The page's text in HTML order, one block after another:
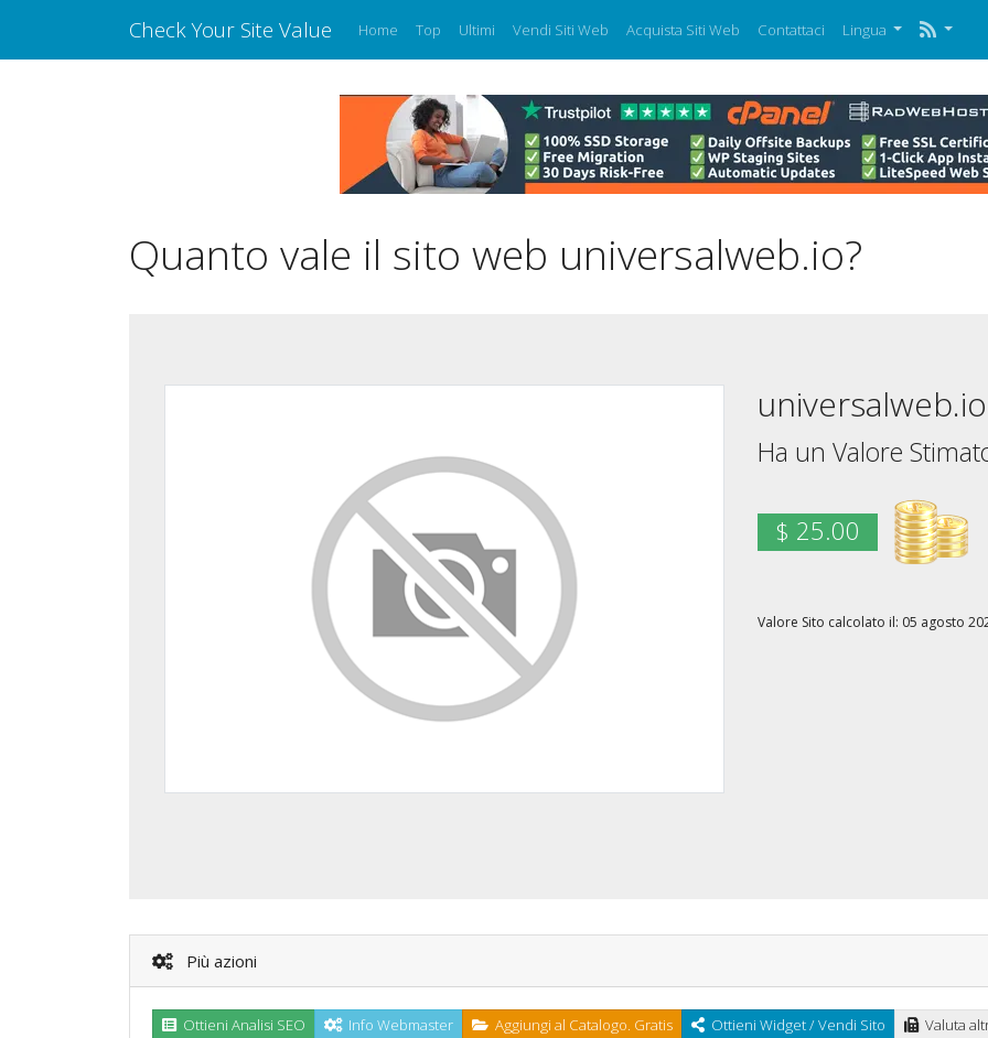
Check Your Site Value Home Top Ultimi Vendi Siti Web Acquista Siti Web Contattaci Lingua
Quanto vale il sito web universalweb.io?
universalweb.io
Ha un Valore
$ 25.00
Valore Sito calcolato il: 05 agosto
Più azioni
Ottieni Analisi SEO Info Webmaster Aggiungi al Catalogo. Gratis Ottieni Widget / Vendi Sito Valuta